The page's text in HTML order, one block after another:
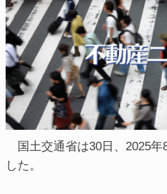
国土交通省は30日、2025年
した。